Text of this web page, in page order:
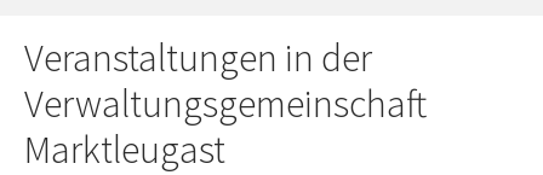
Veranstaltungen in der
Verwaltungsgemeinschaft
Marktleugast